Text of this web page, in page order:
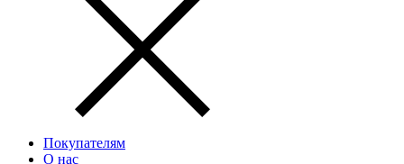
Покупателям
О нас